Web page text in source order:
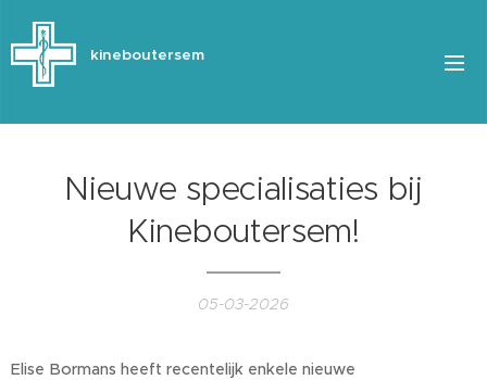
kineboutersem
Nieuwe specialisaties bij
Kineboutersem!
05-03-2026
Elise Bormans heeft recentelijk enkele nieuwe